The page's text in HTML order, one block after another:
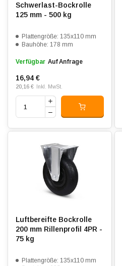
Schwerlast-Bockrolle
125 mm - 500 kg
Plattengröße: 135x110 mm
Bauhöhe: 178 mm
Verfügbar Auf Anfrage
16,94 €
20,16 € Inkl. MwSt.
Luftbereifte Bockrolle
200 mm Rillenprofil 4PR -
75 kg
Plattengröße: 135x110 mm